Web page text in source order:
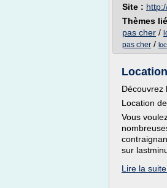
Site :
Thèmes
pas cher /
pas cher /
Découvrez
Location
Vous
sur
Lire la suite